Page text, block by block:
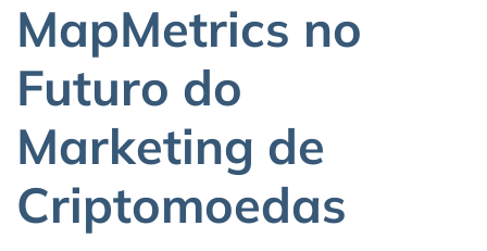
MapMetrics no
Futuro do
Marketing de
Criptomoedas